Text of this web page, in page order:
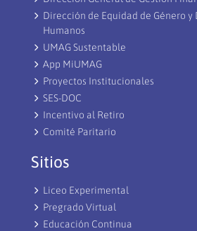
Dirección de Equidad de Género y
Humanos
UMAG Sustentable
App MiUMAG
Proyectos Institucionales
SES-DOC
Incentivo al Retiro
Comité Paritario
Sitios
Liceo Experimental
Pregrado Virtual
Educación Continua